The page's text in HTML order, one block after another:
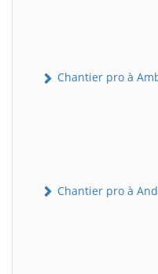
Chantier pro à
Chantier pro à